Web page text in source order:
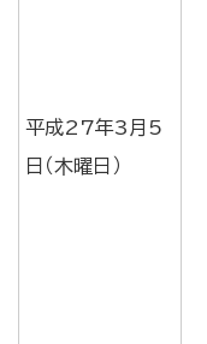
平成27年3月5
日（木曜日）